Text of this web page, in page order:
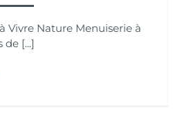
Vivre Nature Menuiserie à
de [...]